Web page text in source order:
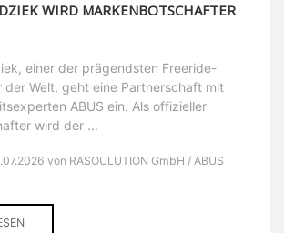
WIRD MARKENBOTSCHAFTER
einer der prägendsten Freeride-
der Welt, geht eine Partnerschaft mit
ABUS ein. Als offizieller
wird der ...
von RASOULUTION GmbH / ABUS